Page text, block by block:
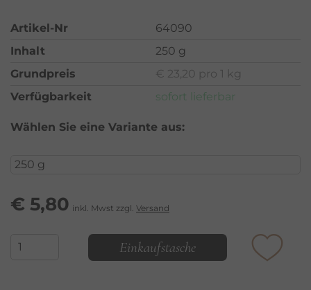
Artikel-Nr
64090
Inhalt
250 g
Grundpreis
€ 23,20 pro 1 kg
Verfügbarkeit
sofort lieferbar
Wählen Sie eine Variante aus:
€ 5,80 inkl. Mwst zzgl. Versand
Einkaufstasche